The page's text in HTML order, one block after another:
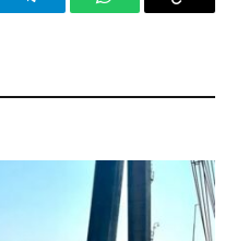
TelegramWhatsAppCopy